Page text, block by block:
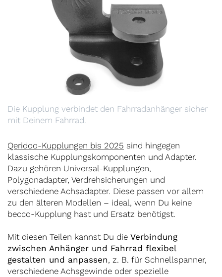
Qeridoo-Kupplungen bis 2025 sind hingegen
klassische Kupplungskomponenten und Adapter.
Dazu gehören Universal-Kupplungen,
Polygonadapter, Verdrehsicherungen und
verschiedene Achsadapter. Diese passen vor allem
zu den älteren Modellen – ideal, wenn Du keine
becco-Kupplung hast und Ersatz benötigst.
Mit diesen Teilen kannst Du die Verbindung
zwischen Anhänger und Fahrrad flexibel
gestalten und anpassen, z. B. für Schnellspanner,
verschiedene Achsgewinde oder spezielle
Die Kupplung verbindet den Fahrradanhänger sicher
mit Deinem Fahrrad.